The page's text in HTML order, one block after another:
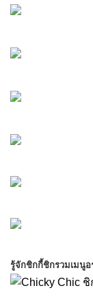
Chicky Chic
@chickychic.th
@chickychic.th
รู้จักชิกกี้ชิกรวมเมนูอ